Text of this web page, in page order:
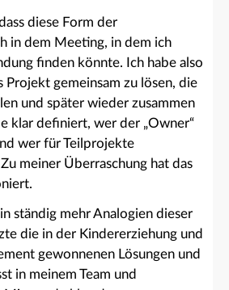
diese Form der
in dem Meeting, in dem ich
finden könnte. Ich habe also
Projekt gemeinsam zu lösen, die
und später wieder zusammen
klar definiert, wer der „Owner“
wer für Teilprojekte
meiner Überraschung hat das
ständig mehr Analogien dieser
die in der Kindererziehung und
gewonnenen Lösungen und
in meinem Team und